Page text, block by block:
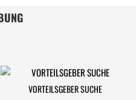
VORTEILSGEBER SUCHE